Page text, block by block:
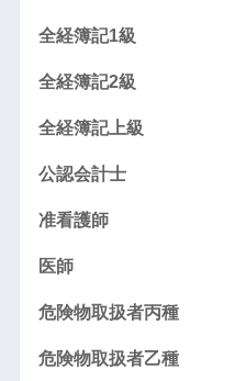
全経簿記1級
全経簿記2級
全経簿記上級
公認会計士
准看護師
医師
危険物取扱者丙種
危険物取扱者乙種